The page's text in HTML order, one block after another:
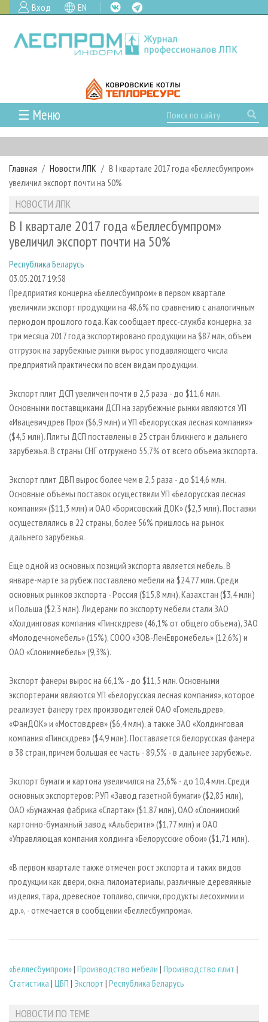
Вход EN
☰ Меню
ГЛАВНАЯ
РУБРИКИ И ТЕМЫ
РУБРИКИ ЖУРНАЛА
ЛЕСОЗАГОТОВКА
ЛЕСОПИЛЕНИЕ
СУШКА ДРЕВЕСИНЫ
ПРОИЗВОДСТВО ДРЕВЕСНЫХ ПЛИТ
ДЕРЕВЯННОЕ ДОМОСТРОЕНИЕ
ПРОИЗВОДСТВО МЕБЕЛИ
БИОЭНЕРГЕТИКА
ИНСТРУМЕНТ И МАТЕРИАЛЫ
НОВОСТИ
НОВОСТИ ЛПК
НОВОСТИ ЖУРНАЛА
ПРОЕКТЫ ЛПИ
АНАЛИТИКА
ПРЕДПРИЯТИЯ ЛПК
ПЕРСОНЫ
МОБИЛЬНЫЕ ВЫСТАВКИ
ОФИЦИАЛЬНЫЕ ДЕЛЕГАЦИИ
ПРИОРИТЕТНЫЕ ИНВЕСТПРОЕКТЫ
RUSSIAN FORESTRY REVIEW
БИБЛИОТЕКА СПЕЦИАЛИСТА
АРХИВ
АРХИВ ЖУРНАЛОВ
СТАТЬИ
О ЖУРНАЛЕ
ПОДПИСКА
КОНТАКТЫ
РЕКЛАМОДАТЕЛЯМ
РЕКЛАМА
РЕКЛАМА НА САЙТЕ
Главная Новости ЛПК
В I квартале 2017 года «Беллесбумпром»
увеличил экспорт почти на 50%
НОВОСТИ ЛПК
В I квартале 2017 года «Беллесбумпром»
увеличил экспорт почти на 50%
Республика Беларусь
03.05.2017 19:58
Предприятия концерна «Беллесбумпром» в первом квартале
увеличили экспорт продукции на 48,6% по сравнению с аналогичным
периодом прошлого года. Как сообщает пресс-служба концерна, за
три месяца 2017 года экспортировано продукции на $87 млн, объем
отгрузок на зарубежные рынки вырос у подавляющего числа
предприятий практически по всем видам продукции.
Экспорт плит ДСП увеличен почти в 2,5 раза - до $11,6 млн.
Основными поставщиками ДСП на зарубежные рынки являются УП
«Ивацевичдрев Про» ($6,9 млн) и УП «Белорусская лесная компания»
($4,5 млн). Плиты ДСП поставлены в 25 стран ближнего и дальнего
зарубежья. В страны СНГ отгружено 55,7% от всего объема экспорта.
Экспорт плит ДВП вырос более чем в 2,5 раза - до $14,6 млн.
Основные объемы поставок осуществили УП «Белорусская лесная
компания» ($11,3 млн) и ОАО «Борисовский ДОК» ($2,3 млн). Поставки
осуществлялись в 22 страны, более 56% пришлось на рынок
дальнего зарубежья.
Еще одной из основных позиций экспорта является мебель. В
январе-марте за рубеж поставлено мебели на $24,77 млн. Среди
основных рынков экспорта - Россия ($15,8 млн), Казахстан ($3,4 млн)
и Польша ($2,3 млн). Лидерами по экспорту мебели стали ЗАО
«Холдинговая компания «Пинскдрев» (46,1% от общего объема), ЗАО
«Молодечномебель» (15%), СООО «ЗОВ-ЛенЕвромебель» (12,6%) и
ОАО «Слониммебель» (9,3%).
Экспорт фанеры вырос на 66,1% - до $11,5 млн. Основными
экспортерами являются УП «Белорусская лесная компания», которое
реализует фанеру трех производителей ОАО «Гомельдрев»,
«ФанДОК» и «Мостовдрев» ($6,4 млн), а также ЗАО «Холдинговая
компания «Пинскдрев» ($4,9 млн). Поставляется белорусская фанера
в 38 стран, причем большая ее часть - 89,5% - в дальнее зарубежье.
Экспорт бумаги и картона увеличился на 23,6% - до 10,4 млн. Среди
основных экспортеров: РУП «Завод газетной бумаги» ($2,85 млн),
ОАО «Бумажная фабрика «Спартак» ($1,87 млн), ОАО «Слонимский
картонно-бумажный завод «Альберитн» ($1,77 млн) и ОАО
«Управляющая компания холдинга «Белорусские обои» ($1,71 млн).
«В первом квартале также отмечен рост экспорта и таких видов
продукции как двери, окна, пиломатериалы, различные деревянные
изделия, тара, древесное топливо, спички, продукты лесохимии и
др.», - отмечается в сообщении «Беллесбумпрома».
«Беллесбумпром»| Производство мебели | Производство плит |
Статистика | ЦБП | Экспорт | Республика Беларусь
НОВОСТИ ПО ТЕМЕ